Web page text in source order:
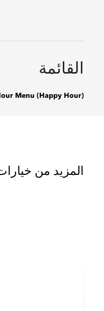
القائمة
Menu (Happy Hour)
المزيد من